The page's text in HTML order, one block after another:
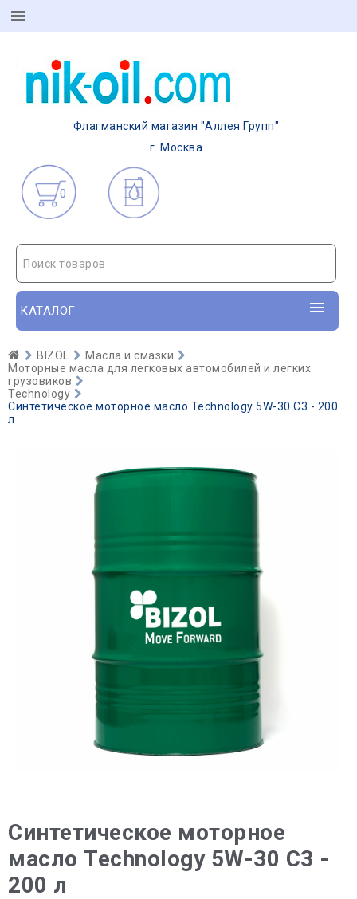
Флагманский магазин "Аллея Групп"
г. Москва
0
Поиск товаров
КАТАЛОГ
BIZOL
Масла и смазки
Моторные масла для легковых автомобилей и легких
грузовиков
Technology
Синтетическое моторное масло Technology 5W-30 C3 - 200
л
Синтетическое моторное
масло Technology 5W-30 C3 -
200 л